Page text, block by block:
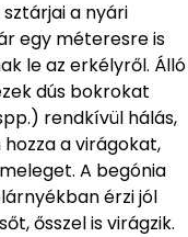
a nyári
egy méteresre is
le az erkélyről. Álló
dús bokrokat
rendkívül hálás,
a virágokat,
A begónia
érzi jól
ősszel is virágzik.